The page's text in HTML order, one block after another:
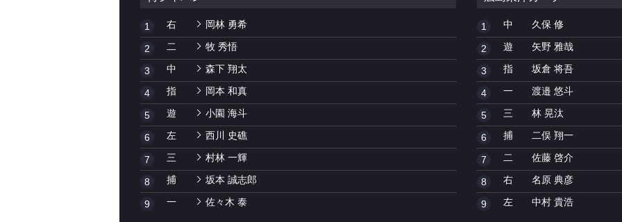
1 右 岡林 勇希
2 二 牧 秀悟
3 中 森下 翔太
4 指 岡本 和真
5 遊 小園 海斗
6 左 西川 史礁
7 三 村林 一輝
8 捕 坂本 誠志郎
9 一 佐々木 泰
1 中 久保 修
2 遊 矢野 雅哉
3 指 坂倉 将吾
4 一 渡邉 悠斗
5 三 林 晃汰
6 捕 二俣 翔一
7 二 佐藤 啓介
8 右 名原 典彦
9 左 中村 貴浩